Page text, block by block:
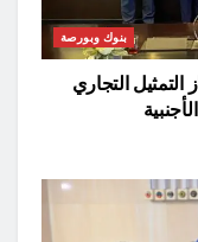
بنوك وبورصة
التجاري